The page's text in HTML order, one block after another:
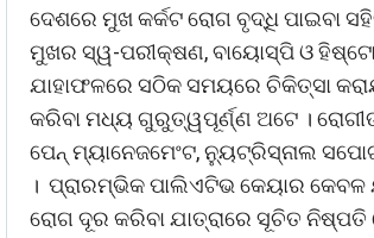
ଦେଶରେ ମୁଖ କର୍କଟ ରୋଗ ବୃଦ୍ଧି ପାଇବା
ମୁଖର ସ୍ୱ-ପରୀକ୍ଷଣ, ବାୟୋସ୍ପି ଓ
ଯାହାଫଳରେ ସଠିକ ସମୟରେ ଚିକିତ୍ସା
କରିବା ମଧ୍ୟ ଗୁରୁତ୍ୱପୂର୍ଣ୍ଣ ଅଟେ ।
ପେନ୍ ମ୍ୟାନେଜମେଂଟ, ନ୍ୟୁଟ୍ରିସ୍‌ନାଲ
। ପ୍ରାରମ୍ଭିକ ପାଲିଏଟିଭ କେୟାର କେବଳ
ରୋଗ ଦୂର କରିବା ଯାତ୍ରାରେ ସୂଚିତ ନିଷ୍ପତି